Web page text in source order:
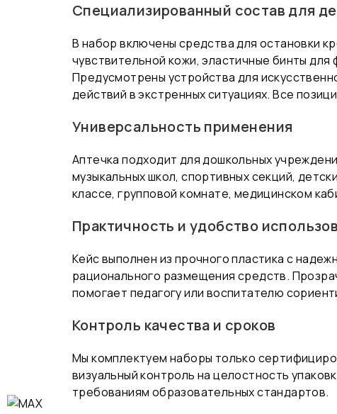
Специализированный состав для
В набор включены средства для остановки
чувствительной кожи, эластичные бинты
Предусмотрены устройства для
действий в экстренных ситуациях. Все
Универсальность применения
Аптечка подходит для дошкольных
музыкальных школ, спортивных секций,
классе, групповой комнате, медицинском
Практичность и удобство
Кейс выполнен из прочного пластика с
рационального размещения средств.
помогает педагогу или воспитателю
Контроль качества и сроков
Мы комплектуем наборы только
визуальный контроль на целостность
требованиям образовательных стандартов.